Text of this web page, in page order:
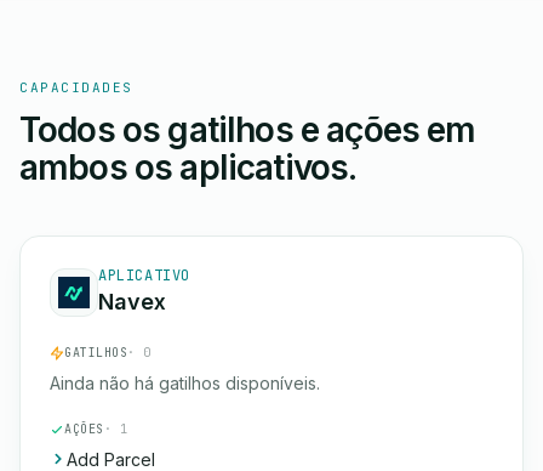
CAPACIDADES
Todos os gatilhos e ações em
ambos os aplicativos.
APLICATIVO
Navex
GATILHOS · 0
Ainda não há gatilhos disponíveis.
AÇÕES · 1
Add Parcel